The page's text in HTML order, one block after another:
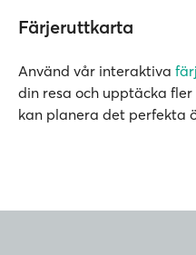
Färjeruttkarta
Använd vår interaktiva
din resa och upptäcka
kan planera det perfekta